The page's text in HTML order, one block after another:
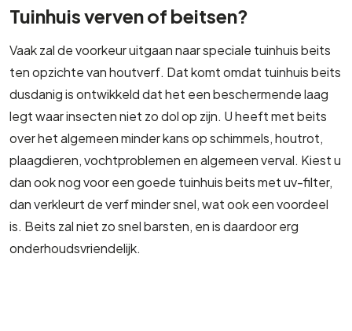
Tuinhuis verven of beitsen?
Vaak zal de voorkeur uitgaan naar speciale tuinhuis beits
ten opzichte van houtverf. Dat komt omdat tuinhuis beits
dusdanig is ontwikkeld dat het een beschermende laag
legt waar insecten niet zo dol op zijn. U heeft met beits
over het algemeen minder kans op schimmels, houtrot,
plaagdieren, vochtproblemen en algemeen verval. Kiest u
dan ook nog voor een goede tuinhuis beits met uv-filter,
dan verkleurt de verf minder snel, wat ook een voordeel
is. Beits zal niet zo snel barsten, en is daardoor erg
onderhoudsvriendelijk.